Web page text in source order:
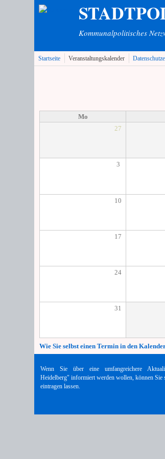
Direkt zum Inhalt
Kommunalpolitisches
Startseite Veranstaltungskalender
Mo
27
3
10
17
24
31
Wie Sie selbst einen Termin in den
Wenn Sie über eine umfangreichere
Heidelberg" informiert werden wollen, können Sie
eintragen lassen.